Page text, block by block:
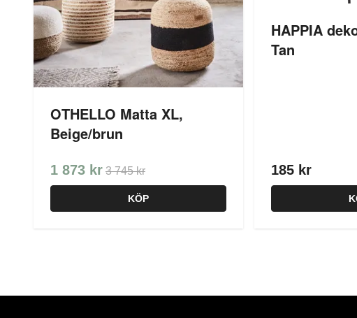
OTHELLO Matta XL,
Beige/brun
1 873 kr 3 745 kr
KÖP
HAPPIA
Tan
185 kr